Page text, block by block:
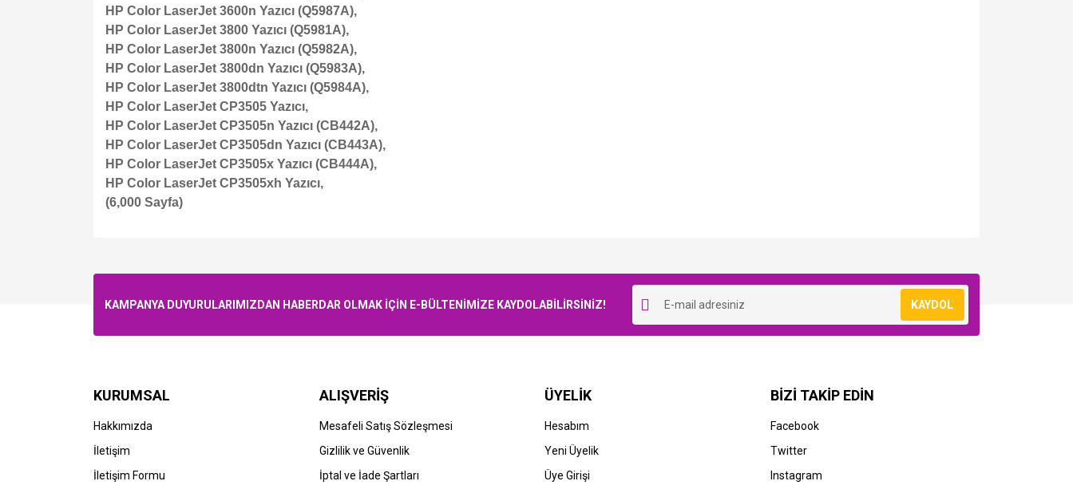
HP Color LaserJet 3600n Yazıcı (Q5987A),
HP Color LaserJet 3800 Yazıcı (Q5981A),
HP Color LaserJet 3800n Yazıcı (Q5982A),
HP Color LaserJet 3800dn Yazıcı (Q5983A),
HP Color LaserJet 3800dtn Yazıcı (Q5984A),
HP Color LaserJet CP3505 Yazıcı,
HP Color LaserJet CP3505n Yazıcı (CB442A),
HP Color LaserJet CP3505dn Yazıcı (CB443A),
HP Color LaserJet CP3505x Yazıcı (CB444A),
HP Color LaserJet CP3505xh Yazıcı,
(6,000 Sayfa)
KAMPANYA DUYURULARIMIZDAN HABERDAR OLMAK İÇİN E-BÜLTENİMİZE KAYDOLABİLİRSİNİZ! KAYDOL
KURUMSAL
Hakkımızda
İletişim
İletişim Formu
ALIŞVERİŞ
Mesafeli Satış Sözleşmesi
Gizlilik ve Güvenlik
İptal ve İade Şartları
ÜYELİK
Hesabım
Yeni Üyelik
Üye Girişi
BİZİ TAKİP EDİN
Facebook
Twitter
Instagram